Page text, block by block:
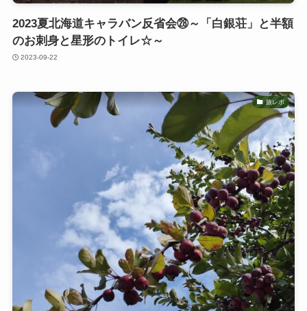
2023夏北海道キャラバン反省会㉘～「白銀荘」と半額
のお刺身と星形のトイレ☆～
2023-09-22
旅レポ